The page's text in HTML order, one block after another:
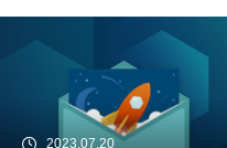
2023.07.20